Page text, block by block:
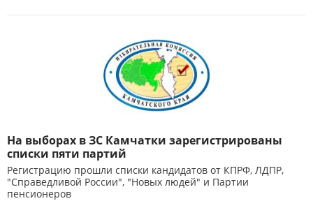
На выборах в ЗС Камчатки зарегистрированы
списки пяти партий
Регистрацию прошли списки кандидатов от КПРФ, ЛДПР,
"Справедливой России", "Новых людей" и Партии
пенсионеров